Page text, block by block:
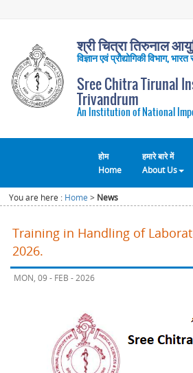
श्री चित्रा तिरुनाल
विज्ञान एवं प्रौद्योगिकी विभाग,
Sree Chitra Tirunal
Trivandrum
An Institution of National
होम
Home
हमारे बारे में
About Us
You are here : Home > News
Training in Handling of
2026.
MON, 09 - FEB - 2026